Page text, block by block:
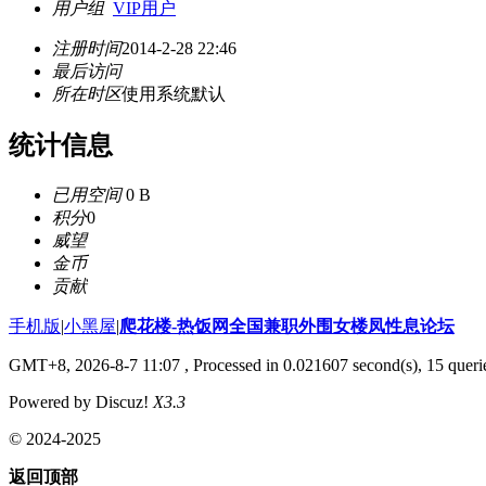
用户组 VIP用户
注册时间2014-2-28 22:46
最后访问
所在时区使用系统默认
统计信息
已用空间0 B
积分0
威望
金币
贡献
手机版|小黑屋|爬花楼-热饭网全国兼职外围女楼凤性息论坛
GMT+8, 2026-8-7 11:07 , Processed in 0.021607 second(s), 15
Powered by Discuz! X3.3
© 2024-2025
返回顶部